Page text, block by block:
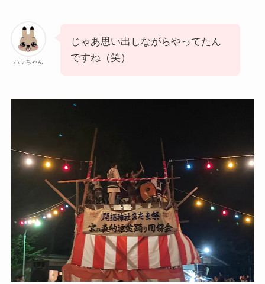
ハラちゃん
じゃあ思い出しながらやってたん
ですね（笑）